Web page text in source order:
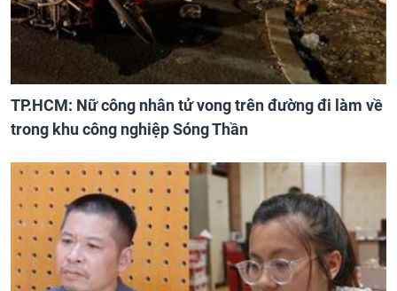
TP.HCM: Nữ công nhân tử vong trên đường đi làm về
trong khu công nghiệp Sóng Thần